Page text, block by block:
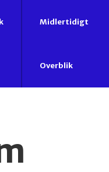
Midlertidigt
Overblik